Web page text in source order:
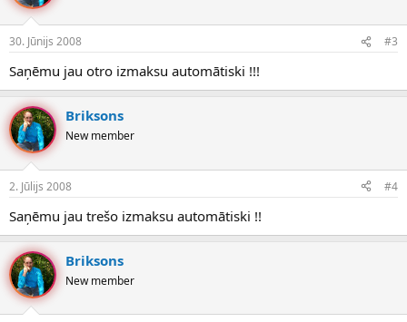
30. Jūnijs 2008 #3
Saņēmu jau otro izmaksu automātiski !!!
Briksons
New member
2. Jūlijs 2008 #4
Saņēmu jau trešo izmaksu automātiski !!
Briksons
New member